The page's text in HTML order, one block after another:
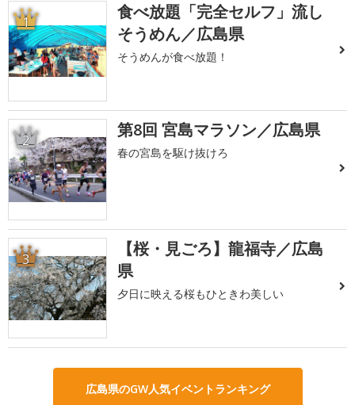
1
食べ放題「完全セルフ」流し
そうめん／広島県
そうめんが食べ放題！
2 第8回 宮島マラソン／広島県
春の宮島を駆け抜けろ
3
【桜・見ごろ】龍福寺／広島
県
夕日に映える桜もひときわ美しい
広島県のGW人気イベントランキング